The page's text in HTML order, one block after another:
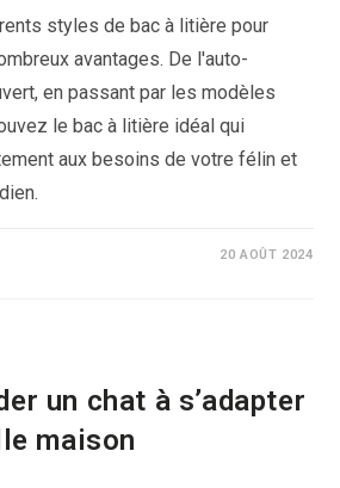
styles de bac à litière pour
avantages. De l'auto-
en passant par les modèles
le bac à litière idéal qui
aux besoins de votre félin et
20 AOÛT 2024
un chat à s’adapter
maison